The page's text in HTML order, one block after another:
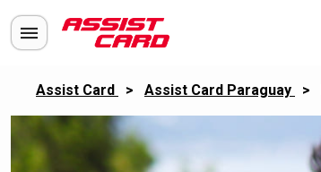
Assist Card > Assist Card Paraguay >